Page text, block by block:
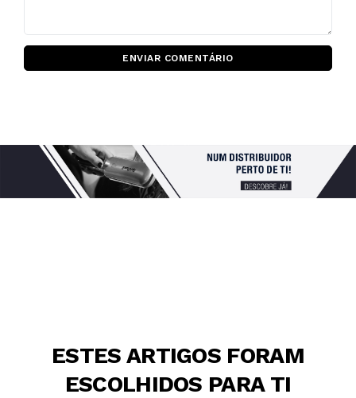
ENVIAR COMENTÁRIO
ESTES ARTIGOS FORAM
ESCOLHIDOS PARA TI